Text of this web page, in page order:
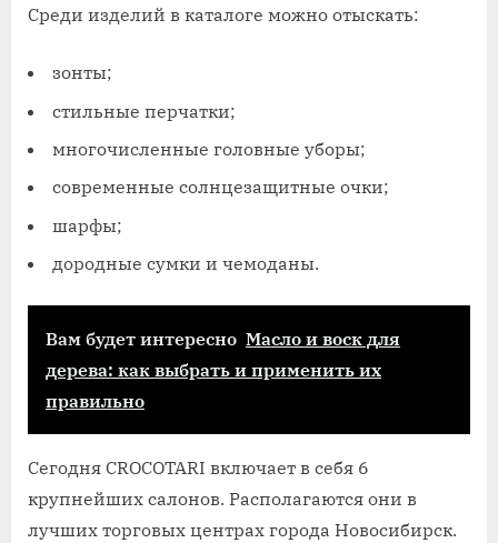
Среди изделий в каталоге можно отыскать:
зонты;
стильные перчатки;
многочисленные головные уборы;
современные солнцезащитные очки;
шарфы;
дородные сумки и чемоданы.
Вам будет интересно Масло и воск для
дерева: как выбрать и применить их
правильно
Сегодня CROCOTARI включает в себя 6
крупнейших салонов. Располагаются они в
лучших торговых центрах города Новосибирск.